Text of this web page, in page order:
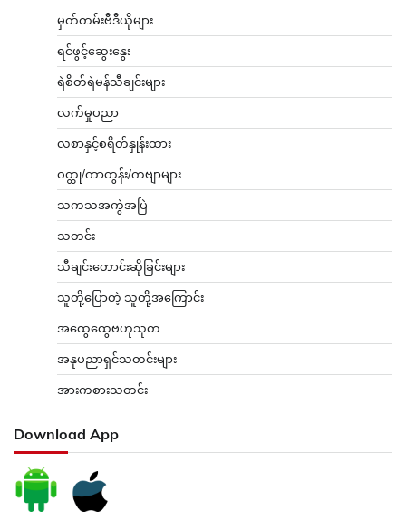
မှတ်တမ်းဗီဒီယိုများ
ရင်ဖွင့်ဆွေးနွေး
ရဲစိတ်ရဲမန်သီချင်းများ
လက်မှုပညာ
လစာနှင့်စရိတ်နှုန်းထား
ဝတ္ထု/ကာတွန်း/ကဗျာများ
သကသအကွဲအပြဲ
သတင်း
သီချင်းတောင်းဆိုခြင်းများ
သူတို့ပြောတဲ့ သူတို့အကြောင်း
အထွေထွေဗဟုသုတ
အနုပညာရှင်သတင်းများ
အားကစားသတင်း
Download App